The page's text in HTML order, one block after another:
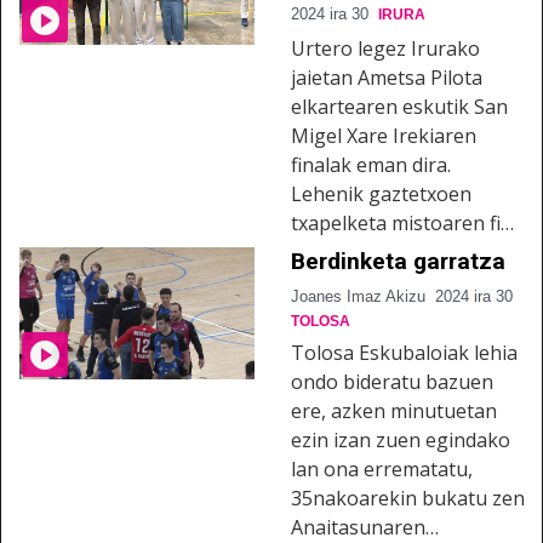
2024 ira 30 IRURA
Urtero legez Irurako
jaietan Ametsa Pilota
elkartearen eskutik San
Migel Xare Irekiaren
finalak eman dira.
Lehenik gaztetxoen
txapelketa mistoaren fi…
Berdinketa garratza
Joanes Imaz Akizu 2024 ira 30
TOLOSA
Tolosa Eskubaloiak lehia
ondo bideratu bazuen
ere, azken minutuetan
ezin izan zuen egindako
lan ona errematatu,
35nakoarekin bukatu zen
Anaitasunaren…